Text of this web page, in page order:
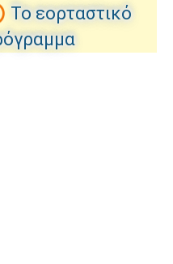
Το εορταστικό